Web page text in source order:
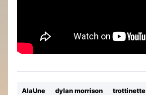
AlaUne dylan morrison trottinette